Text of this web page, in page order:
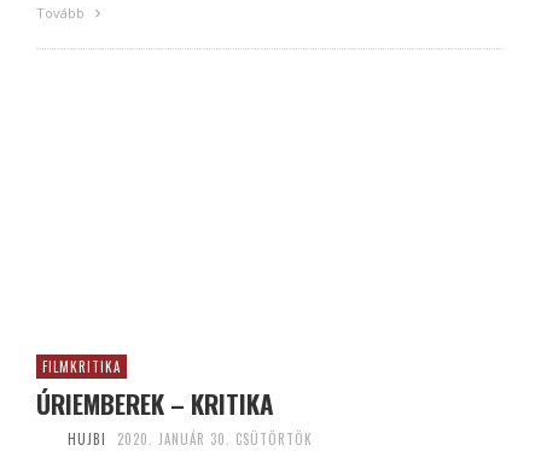
Tovább
FILMKRITIKA
ÚRIEMBEREK – KRITIKA
HUJBI 2020. JANUÁR 30. CSÜTÖRTÖK